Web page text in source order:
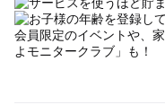
会員限定のイベントや、
よモニタークラブ」も！